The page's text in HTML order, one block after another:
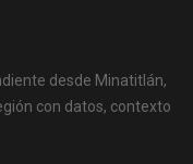
desde Minatitlán,
con datos, contexto